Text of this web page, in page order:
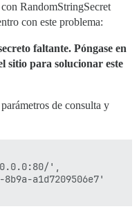
con RandomStringSecret
con este problema:
faltante. Póngase en
sitio para solucionar este
de consulta y
',
a1d7209506e7'